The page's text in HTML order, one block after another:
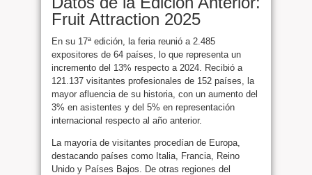
Fruit Attraction 2025
En su 17ª edición, la feria reunió a 2.485
expositores de 64 países, lo que representa un
incremento del 13% respecto a 2024. Recibió a
121.137 visitantes profesionales de 152 países, la
mayor afluencia de su historia, con un aumento del
3% en asistentes y del 5% en representación
internacional respecto al año anterior.
La mayoría de visitantes procedían de Europa,
destacando países como Italia, Francia, Reino
Unido y Países Bajos. De otras regiones del